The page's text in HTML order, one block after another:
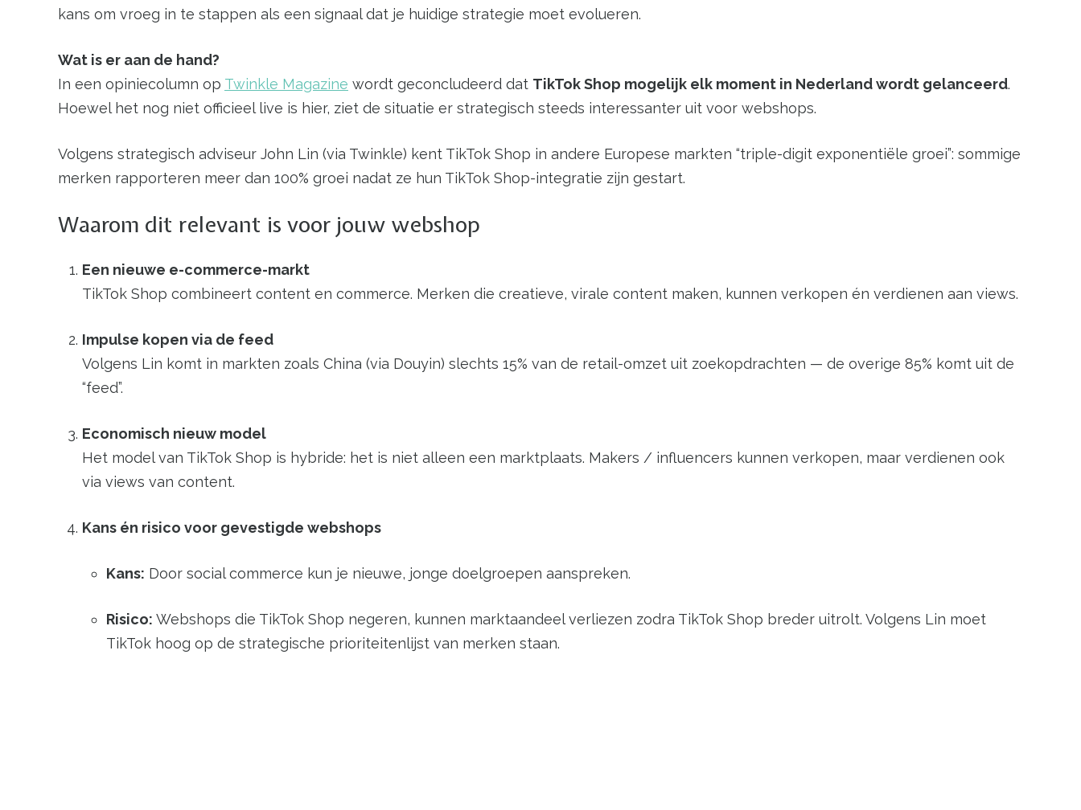
kans om vroeg in te stappen als een signaal dat je huidige strategie moet evolueren.
Wat is er aan de hand?
In een opiniecolumn op Twinkle Magazine wordt geconcludeerd dat TikTok Shop mogelijk elk moment in Nederland wordt gelanceerd.
Hoewel het nog niet officieel live is hier, ziet de situatie er strategisch steeds interessanter uit voor webshops.
Volgens strategisch adviseur John Lin (via Twinkle) kent TikTok Shop in andere Europese markten “triple-digit exponentiële groei”: sommige
merken rapporteren meer dan 100% groei nadat ze hun TikTok Shop-integratie zijn gestart.
Waarom dit relevant is voor jouw webshop
Een nieuwe e-commerce-markt
TikTok Shop combineert content en commerce. Merken die creatieve, virale content maken, kunnen verkopen én verdienen aan views.
Impulse kopen via de feed
Volgens Lin komt in markten zoals China (via Douyin) slechts 15% van de retail-omzet uit zoekopdrachten — de overige 85% komt uit de
“feed”.
Economisch nieuw model
Het model van TikTok Shop is hybride: het is niet alleen een marktplaats. Makers / influencers kunnen verkopen, maar verdienen ook
via views van content.
Kans én risico voor gevestigde webshops
Kans: Door social commerce kun je nieuwe, jonge doelgroepen aanspreken.
Risico: Webshops die TikTok Shop negeren, kunnen marktaandeel verliezen zodra TikTok Shop breder uitrolt. Volgens Lin moet
TikTok hoog op de strategische prioriteitenlijst van merken staan.